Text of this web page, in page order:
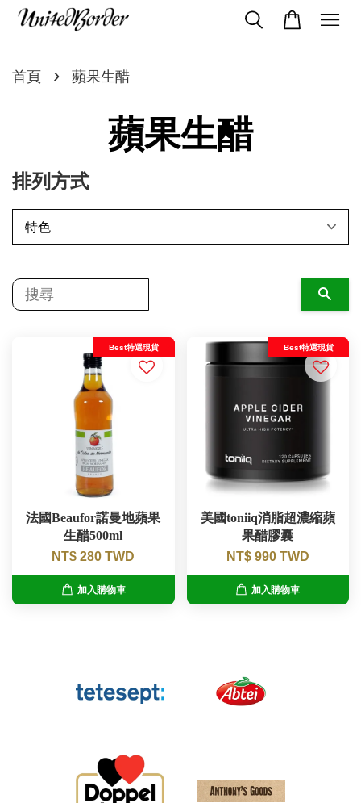
首頁 › 蘋果生醋
蘋果生醋
排列方式
Best特選現貨
法國Beaufor諾曼地蘋果
生醋500ml
NT$ 280 TWD
加入購物車
Best特選現貨
美國toniiq消脂超濃縮蘋
果醋膠囊
NT$ 990 TWD
加入購物車